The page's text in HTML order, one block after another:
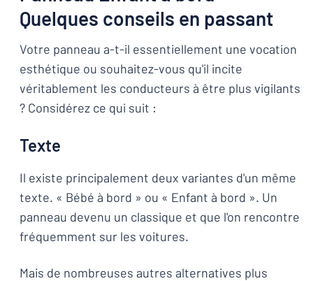
Quelques conseils en passant
Votre panneau a-t-il essentiellement une vocation
esthétique ou souhaitez-vous qu'il incite
véritablement les conducteurs à être plus vigilants
? Considérez ce qui suit :
Texte
Il existe principalement deux variantes d'un même
texte. « Bébé à bord » ou « Enfant à bord ». Un
panneau devenu un classique et que l'on rencontre
fréquemment sur les voitures.
Mais de nombreuses autres alternatives plus